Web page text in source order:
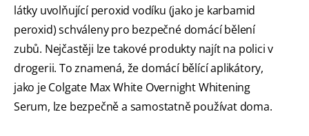
látky uvolňující peroxid vodíku (jako je karbamid
peroxid) schváleny pro bezpečné domácí bělení
zubů. Nejčastěji lze takové produkty najít na polici v
drogerii. To znamená, že domácí bělící aplikátory,
jako je Colgate Max White Overnight Whitening
Serum, lze bezpečně a samostatně používat doma.